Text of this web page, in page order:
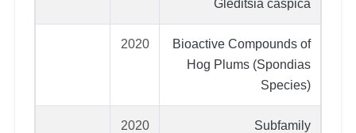
Gleditsia caspica
Bioactive Compounds of
Hog Plums (Spondias
Species)
2020
Subfamily
2020